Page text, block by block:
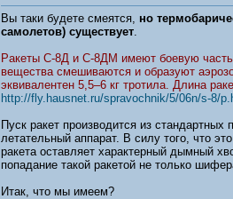
Вы таки будете смеятся, но
самолетов) существует.
Ракеты С-8Д и С-8ДМ имеют боевую
вещества смешиваются и образуют
эквивалентен 5,5–6 кг тротила. Длина
http://fly.hausnet.ru/spravochnik/5/06n/s-8/
Пуск ракет производится из
летательный аппарат. В силу того, что
ракета оставляет характерный дымный
попадание такой ракетой не только
Итак, что мы имеем?